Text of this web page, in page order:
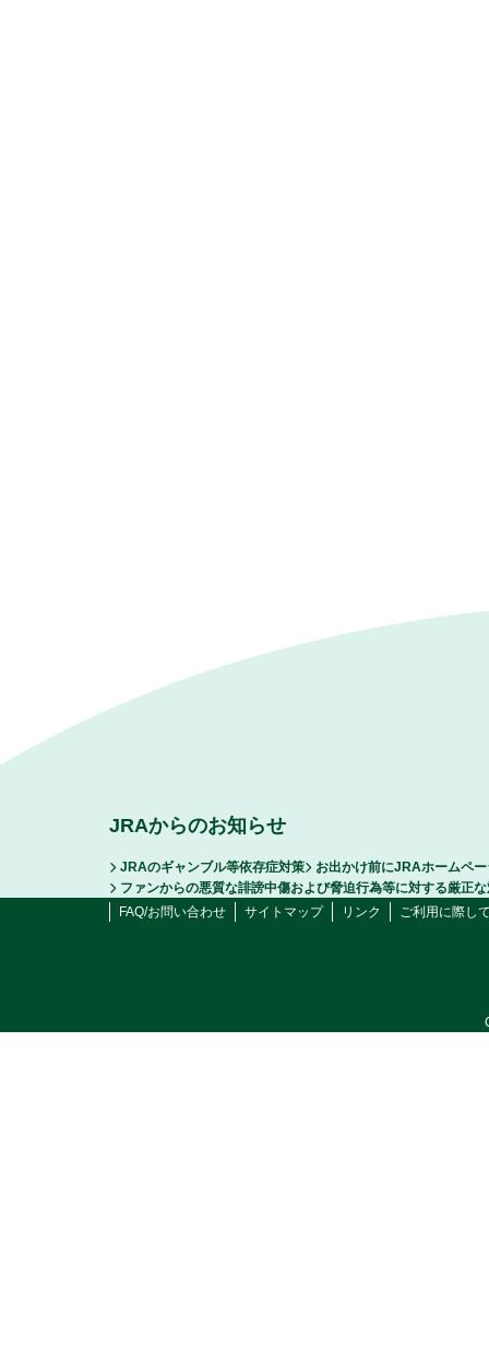
JRAからのお知らせ
JRAのギャンブル等依存症対策
お出かけ前にJRAホームペ
ファンからの悪質な誹謗中傷および脅迫行為等に対する厳正
FAQ/お問い合わせ
サイトマップ リンク ご利用に際し